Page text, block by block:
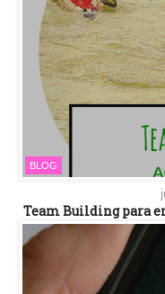
BLOG
Team Building para